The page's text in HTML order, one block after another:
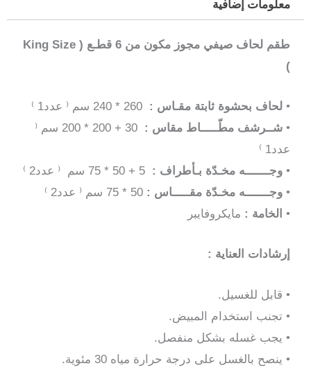
معلومات إضافية
طقم لحاف صيفي مجوز مكون من 6 قطـع ( King Size
)
• لحاف بحشوة ثابتة مقـاس :
• شــرشف مطّـــــاط مقاس :
30 + 200 * 200 سم ⁽
عدد1 ⁾
• وجـــــــه مخـدّة بـأطراف :
• وجـــــــه مخـدّة مقـــــاس :
• الخامة : مايكروفايبر
إرشادات العناية :
• قابل للغسيل.
• تجنب استخدام المبيض.
• يجب غسله بشكل منفصل.
• ينصح بالغسل على درجة حرارة مياه 30 مئوية.